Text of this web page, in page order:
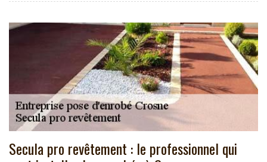
Secula pro revêtement : le professionnel qui